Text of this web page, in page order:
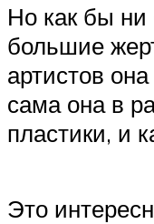
Но как бы ни
большие
артистов
сама она в
пластики, и
Это